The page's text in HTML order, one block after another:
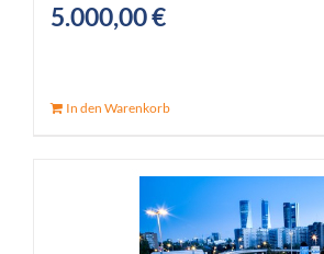
5.000,00€
In den Warenkorb